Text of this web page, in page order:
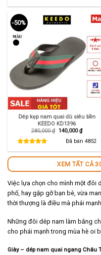
-50%
Dép kẹp nam quai dù siêu bền
KEEDO KD1396
280,000₫ Giá
280,000 ₫.
140,000₫Giá
hiện
tại
là:
Đã bán 4852
XEM TẤT CẢ
Việc lựa chọn cho mình một đôi
phố, hay gặp gỡ bạn bè, vừa
thời thượng là điều mà phái
Những đôi dép nam làm bằng
cho phái mạnh trong mùa hè oi
Giày – dép nam quai ngang Châu